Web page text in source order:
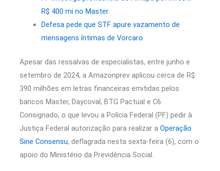
R$ 400 mi no Master.
Defesa pede que STF apure vazamento de
mensagens íntimas de Vorcaro.
Apesar das ressalvas de especialistas, entre junho e
setembro de 2024, a Amazonprev aplicou cerca de R$
390 milhões em letras financeiras emitidas pelos
bancos Master, Daycoval, BTG Pactual e C6
Consignado, o que levou a Polícia Federal (PF) pedir à
Justiça Federal autorização para realizar a Operação
Sine Consensu, deflagrada nesta sexta-feira (6), com o
apoio do Ministério da Previdência Social.